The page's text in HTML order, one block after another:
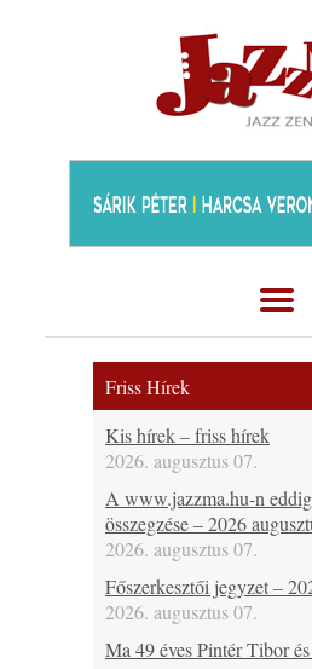
Friss Hírek
Kis hírek – friss hírek
2026. augusztus 07.
A www.jazzma.hu-n
összegzése – 2026
2026. augusztus 07.
Főszerkesztői jegyzet –
2026. augusztus 07.
Ma 49 éves Pintér Tibor